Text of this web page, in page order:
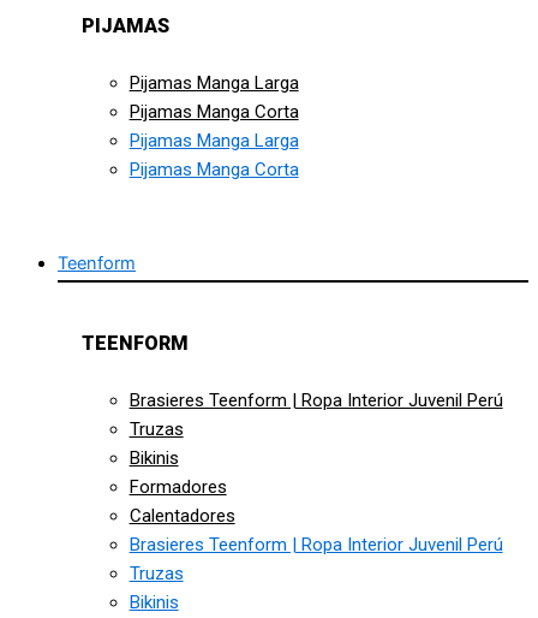
PIJAMAS
Pijamas Manga Larga
Pijamas Manga Corta
Pijamas Manga Larga
Pijamas Manga Corta
Teenform
TEENFORM
Brasieres Teenform | Ropa Interior Juvenil Perú
Truzas
Bikinis
Formadores
Calentadores
Brasieres Teenform | Ropa Interior Juvenil Perú
Truzas
Bikinis